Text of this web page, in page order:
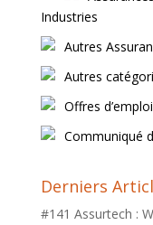
Industries
Autres
Autres
Offres
Communiqué
Derniers
#141 Assurtech :